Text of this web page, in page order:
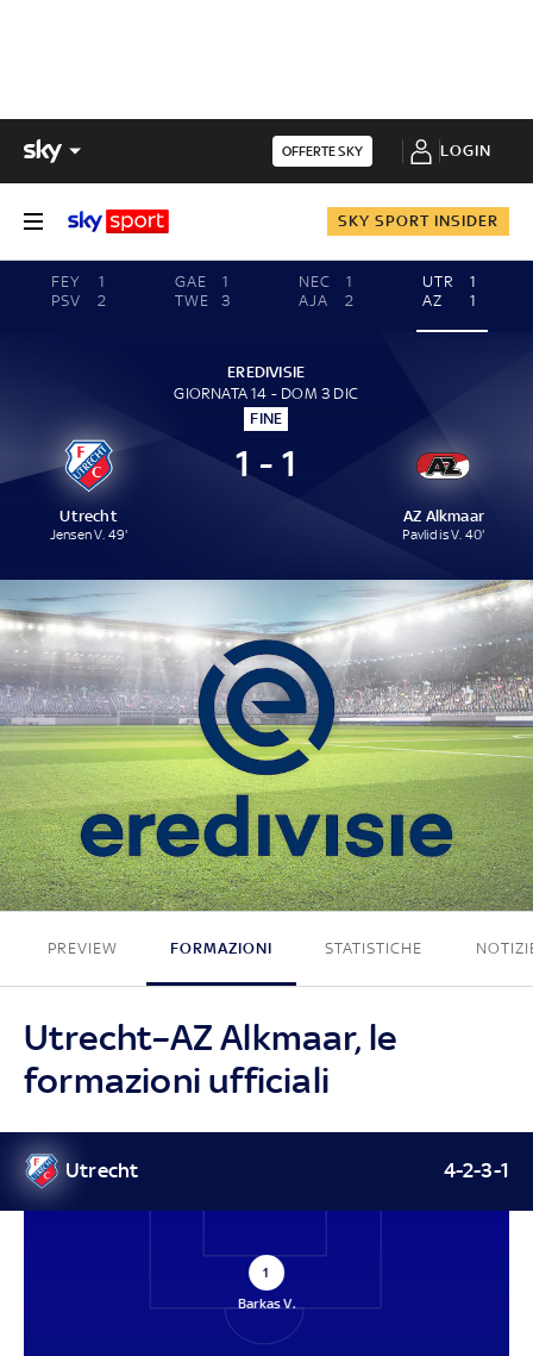
OFFERTE SKY LOGIN
SKY SPORT INSIDER
FEY
1
PSV
2
GAE
1
TWE
3
NEC
1
AJA
2
UTR
1
AZ
1
EREDIVISIE
GIORNATA 14 - DOM 3 DIC
FINE
Utrecht
Jensen V. 49'
1 - 1
AZ Alkmaar
Pavlidis V. 40'
1 - 1
PREVIEW FORMAZIONI STATISTICHE
Utrecht–AZ Alkmaar, le
formazioni ufficiali
Utrecht 4-2-3-1
1
Barkas V.